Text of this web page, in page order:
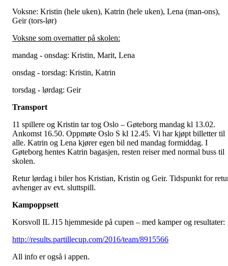
Voksne: Kristin (hele uken), Katrin (hele uken), Lena (man-ons),
Geir (tors-lør)
Voksne som overnatter på skolen:
mandag - onsdag: Kristin, Marit, Lena
onsdag - torsdag: Kristin, Katrin
torsdag - lørdag: Geir
Transport
11 spillere og Kristin tar tog Oslo – Gøteborg mandag kl 13.02.
Ankomst 16.50. Oppmøte Oslo S kl 12.45. Vi har kjøpt billetter til
alle. Katrin og Lena kjører egen bil ned mandag formiddag. I
Gøteborg hentes Katrin bagasjen, resten reiser med normal buss til
skolen.
Retur lørdag i biler hos Kristian, Kristin og Geir. Tidspunkt for
avhenger av evt. sluttspill.
Kampoppsett
Korsvoll IL J15 hjemmeside på cupen – med kamper og resultater:
http://results.partillecup.com/2016/team/8915566
All info er også i appen.